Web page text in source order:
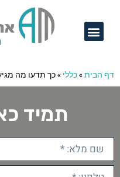
דף הבית»כללי »כך תדעו מה
תמיד